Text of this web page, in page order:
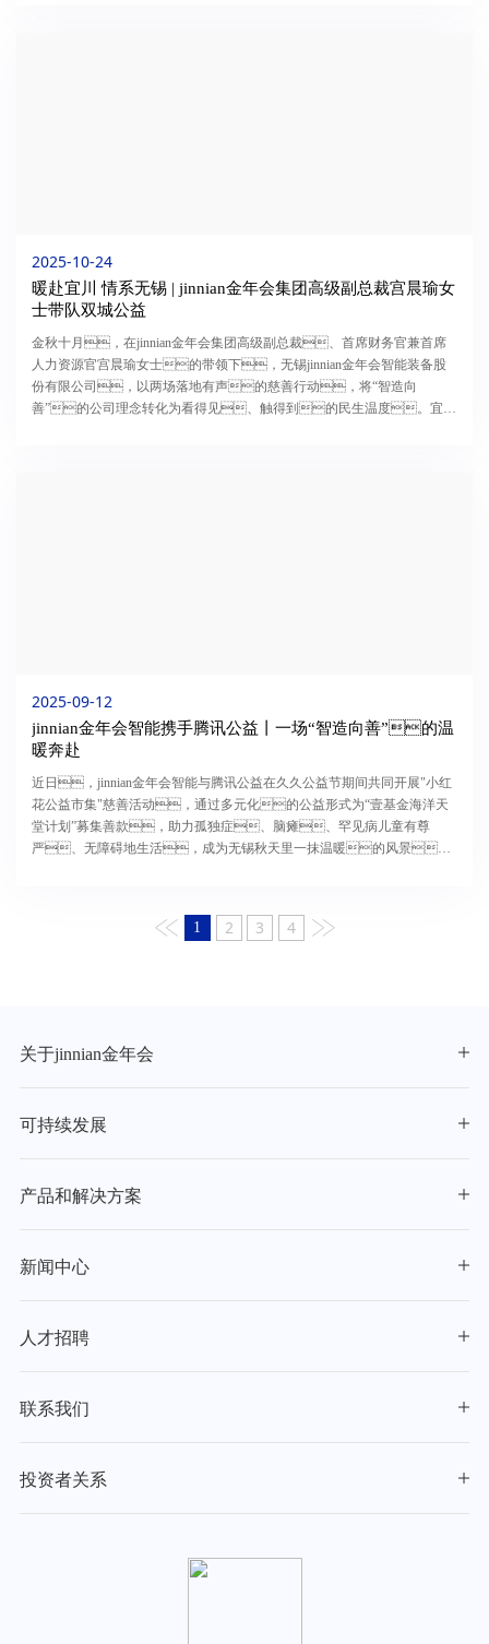
2025-10-24
暖赴宜川 情系无锡 | jinnian金年会集团高级副总裁宫晨瑜女
士带队双城公益
金秋十月，在jinnian金年会集团高级副总裁、首席财务官兼首席
人力资源官宫晨瑜女士的带领下，无锡jinnian金年会智能装备股
份有限公司，以两场落地有声的慈善行动，将“智造向
善”的公司理念转化为看得见、触得到的民生温度。宜川
2025-09-12
jinnian金年会智能携手腾讯公益丨一场“智造向善”的温
暖奔赴
近日，jinnian金年会智能与腾讯公益在久久公益节期间共同开展"小红
花公益市集"慈善活动，通过多元化的公益形式为“壹基金海洋天
堂计划”募集善款，助力孤独症、脑瘫、罕见病儿童有尊
严、无障碍地生活，成为无锡秋天里一抹温暖的风景。
1 2 3 4
关于jinnian金年会
可持续发展
产品和解决方案
新闻中心
人才招聘
联系我们
投资者关系